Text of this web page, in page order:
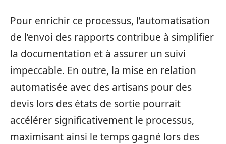
Pour enrichir ce processus, l’automatisation
de l’envoi des rapports contribue à simplifier
la documentation et à assurer un suivi
impeccable. En outre, la mise en relation
automatisée avec des artisans pour des
devis lors des états de sortie pourrait
accélérer significativement le processus,
maximisant ainsi le temps gagné lors des